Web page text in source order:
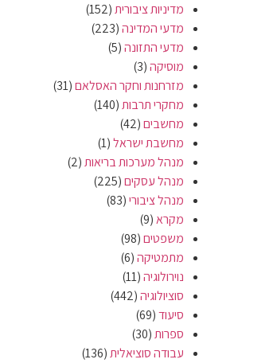
מדיניות ציבורית(152)
מדעי המדינה(223)
מדעי התזונה(5)
מוסיקה(3)
מזרחנות וחקר האסלאם(31)
מחקרי תרבות(140)
מחשבים(42)
מחשבת ישראל(1)
מנהל מערכות בריאות(2)
מנהל עסקים(225)
מנהל ציבורי(83)
מקרא(9)
משפטים(98)
מתמטיקה(6)
נוירולוגיה(11)
סוציולוגיה(442)
סיעוד(69)
ספרות(30)
עבודה סוציאלית(136)